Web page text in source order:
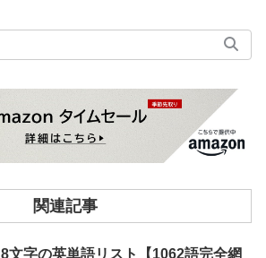
関連記事
8文字の英単語リスト【1062語完全網